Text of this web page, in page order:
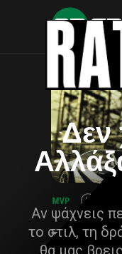
Δεν
Αν ψάχνεις
το στιλ, τη
θα μας